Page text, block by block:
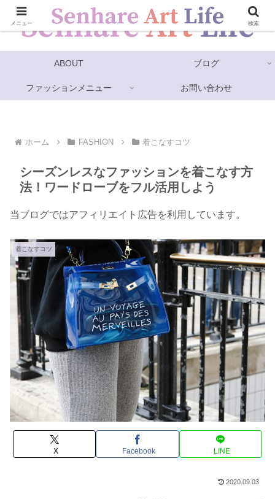
ABOUT ブログ
ファッションメニュー お問い合わせ
ホーム FASHION 着こなすコツ
シーズンレスなファッションを着こなす方
法！ワードローブをフル活用しよう
当ブログではアフィリエイト広告を利用しています。
着こなすコツ
X Facebook LINE
2020.09.03
メニュー 検索